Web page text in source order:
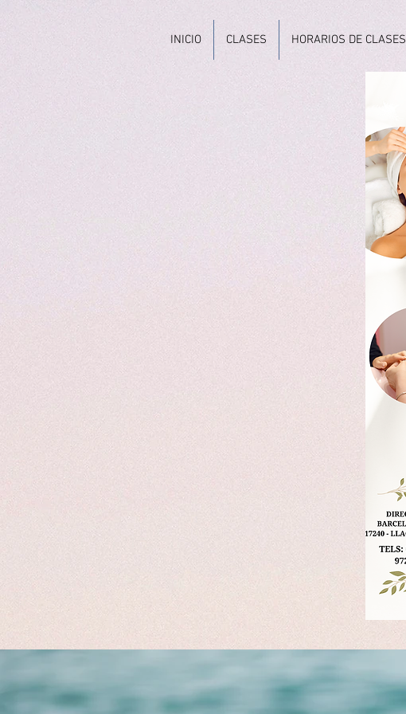
INICIO CLASES HORARIOS DE CLASES